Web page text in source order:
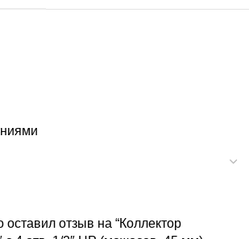
оставил отзыв на “Коллектор